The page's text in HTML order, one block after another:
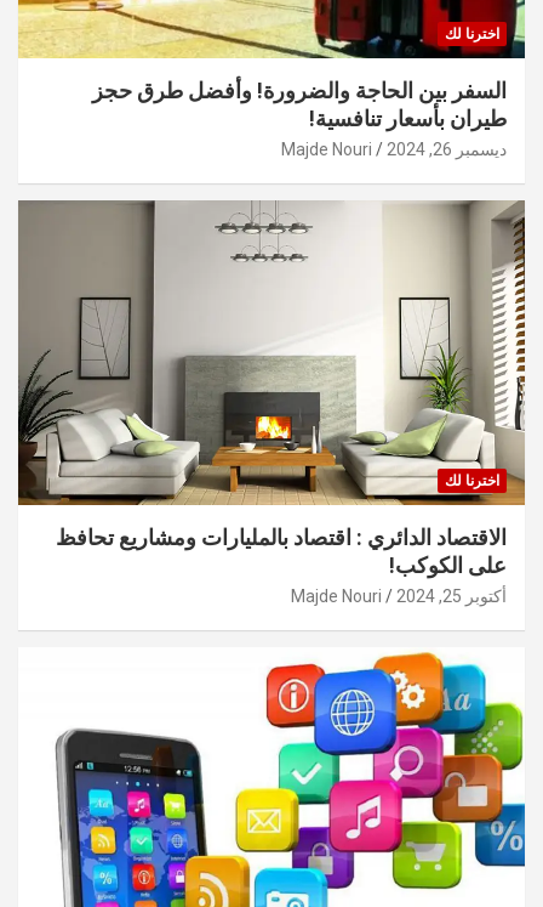
اخترنا لك
السفر بين الحاجة والضرورة! وأفضل طرق حجز
طيران بأسعار تنافسية!
ديسمبر 26, 2024 Majde Nouri
اخترنا لك
الاقتصاد الدائري : اقتصاد بالمليارات ومشاريع تحافظ
على الكوكب!
أكتوبر 25, 2024 Majde Nouri